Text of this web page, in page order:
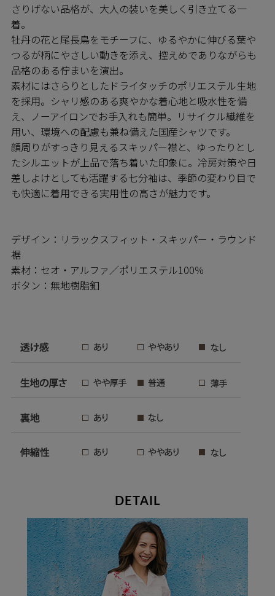
さりげない品格が、大人の装いを美しく引き立てる一
着。
牡丹の花と尾長鳥をモチーフに、ゆるやかに伸びる葉や
つるが柄にやさしい動きを添え、控えめでありながらも
品格のある佇まいを演出。
素材にはさらりとしたドライタッチのポリエステル生地
を採用。シャリ感のある爽やかな着心地と吸水性を備
え、ノーアイロンでお手入れも簡単。リサイクル繊維を
用い、環境への配慮も兼ね備えた国産シャツです。
顔周りがすっきり見えるスキッパー襟と、ゆったりとし
たシルエットが上品で落ち着いた印象に。冷房対策や日
差しよけとしても活躍する七分袖は、季節の変わり目で
も快適に着用できる実用性の高さが魅力です。
デザイン：リラックスフィット・スキッパー・ラウンド
裾
素材：セオ・アルファ／ポリエステル100％
ボタン：無地樹脂釦
DETAIL